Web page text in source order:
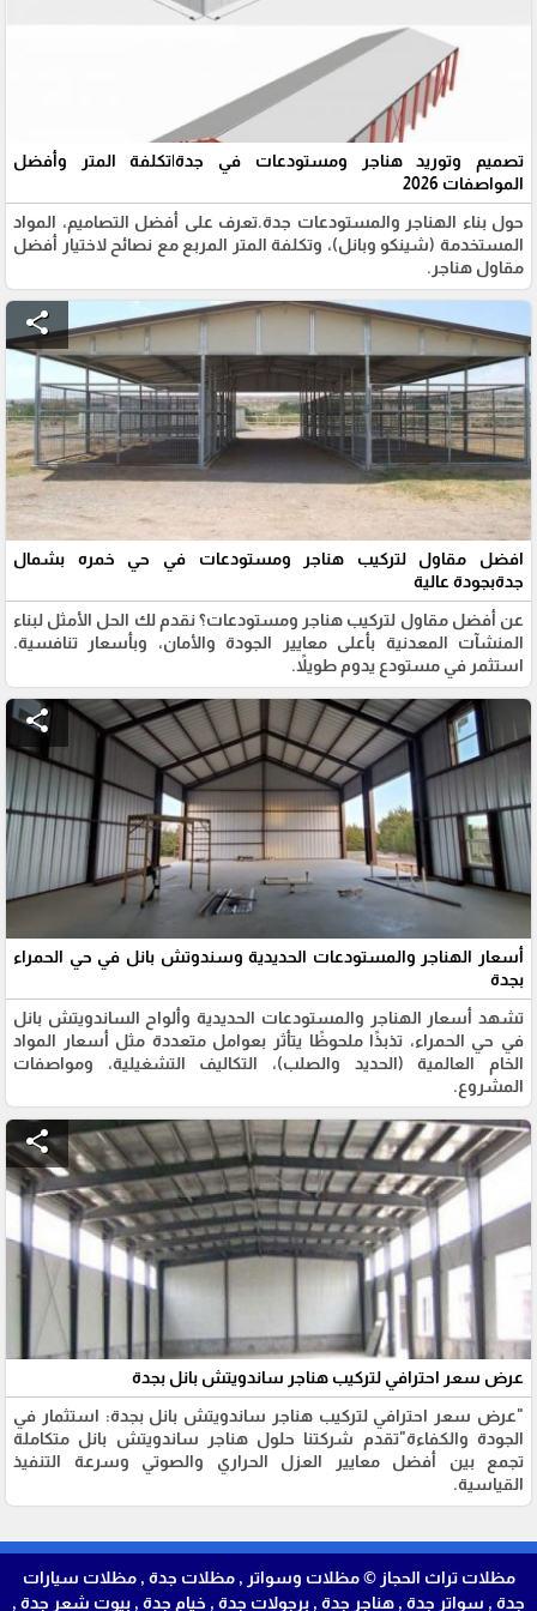
تصميم وتوريد هناجر ومستودعات في جدة|تكلفة المتر وأفضل
المواصفات 2026
حول بناء الهناجر والمستودعات جدة.تعرف على أفضل التصاميم، المواد
المستخدمة (شينكو وبانل)، وتكلفة المتر المربع مع نصائح لاختيار أفضل
مقاول هناجر.
share
افضل مقاول لتركيب هناجر ومستودعات في حي خمره بشمال
جدةبجودة عالية
عن أفضل مقاول لتركيب هناجر ومستودعات؟ نقدم لك الحل الأمثل لبناء
المنشآت المعدنية بأعلى معايير الجودة والأمان، وبأسعار تنافسية.
استثمر في مستودع يدوم طويلاً.
share
أسعار الهناجر والمستودعات الحديدية وسندوتش بانل في حي الحمراء
بجدة
تشهد أسعار الهناجر والمستودعات الحديدية وألواح الساندويتش بانل
في حي الحمراء، تذبذًا ملحوظًا يتأثر بعوامل متعددة مثل أسعار المواد
الخام العالمية (الحديد والصلب)، التكاليف التشغيلية، ومواصفات
المشروع.
share
عرض سعر احترافي لتركيب هناجر ساندويتش بانل بجدة
"عرض سعر احترافي لتركيب هناجر ساندويتش بانل بجدة: استثمار في
الجودة والكفاءة" ​تقدم شركتنا حلول هناجر ساندويتش بانل متكاملة
تجمع بين أفضل معايير العزل الحراري والصوتي وسرعة التنفيذ
القياسية.
مظلات تراث الحجاز © مظلات وسواتر , مظلات جدة , مظلات سيارات
جدة , سواتر جدة , هناجر جدة , برجولات جدة , خيام جدة , بيوت شعر جدة ,